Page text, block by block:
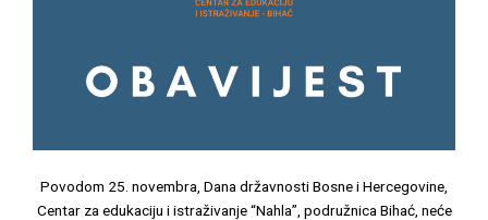
Povodom 25. novembra, Dana državnosti Bosne i Hercegovine,
Centar za edukaciju i istraživanje “Nahla”, podružnica Bihać, neće